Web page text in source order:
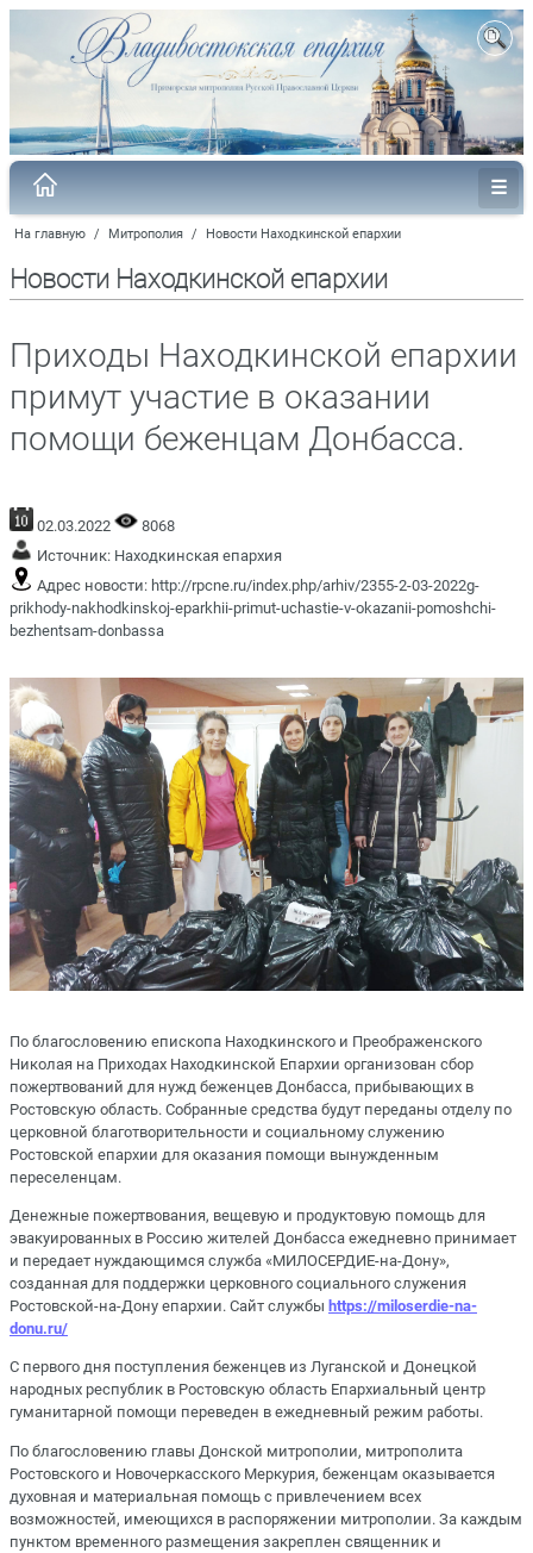
На главную / Митрополия / Новости Находкинской епархии
Новости Находкинской епархии
Приходы Находкинской епархии
примут участие в оказании
помощи беженцам Донбасса.
02.03.2022
8068
Источник: Находкинская епархия
Адрес новости: http://rpcne.ru/index.php/arhiv/2355-2-03-2022g-
prikhody-nakhodkinskoj-eparkhii-primut-uchastie-v-okazanii-pomoshchi-
bezhentsam-donbassa
По благословению епископа Находкинского и Преображенского
Николая на Приходах Находкинской Епархии организован сбор
пожертвований для нужд беженцев Донбасса, прибывающих в
Ростовскую область. Собранные средства будут переданы отделу по
церковной благотворительности и социальному служению
Ростовской епархии для оказания помощи вынужденным
переселенцам.
Денежные пожертвования, вещевую и продуктовую помощь для
эвакуированных в Россию жителей Донбасса ежедневно принимает
и передает нуждающимся служба «МИЛОСЕРДИЕ-на-Дону»,
созданная для поддержки церковного социального служения
Ростовской-на-Дону епархии. Сайт службы https://miloserdie-na-
donu.ru/
С первого дня поступления беженцев из Луганской и Донецкой
народных республик в Ростовскую область Епархиальный центр
гуманитарной помощи переведен в ежедневный режим работы.
По благословению главы Донской митрополии, митрополита
Ростовского и Новочеркасского Меркурия, беженцам оказывается
духовная и материальная помощь с привлечением всех
возможностей, имеющихся в распоряжении митрополии. За каждым
пунктом временного размещения закреплен священник и